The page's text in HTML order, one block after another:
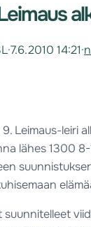
·7.6.2010 14:21·
Leimaus-leiri
lähes1300